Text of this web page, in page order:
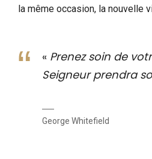
la même occasion, la nouvelle
« Prenez soin de
Seigneur prendra
George Whitefield